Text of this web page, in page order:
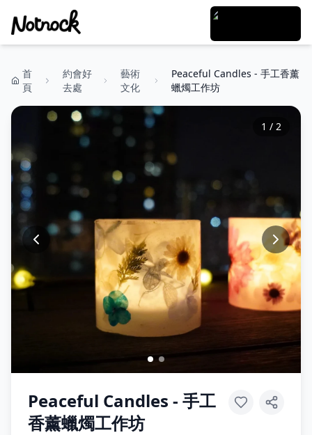
首
頁
約會好
去處
藝術
文化
Peaceful Candles - 手工香薰
蠟燭工作坊
1 / 2
Peaceful Candles - 手工
香薰蠟燭工作坊